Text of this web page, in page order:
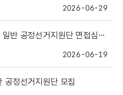
2026-06-29
선거지원단 면접심사 대상자 명단 발표
2026-06-19
정선거지원단 모집